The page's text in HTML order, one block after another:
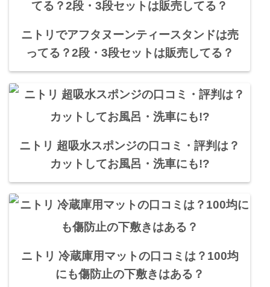
ニトリでアフタヌーンティースタンドは売
ってる？2段・3段セットは販売してる？
ニトリ 超吸水スポンジの口コミ・評判は？
カットしてお風呂・洗車にも!?
ニトリ 冷蔵庫用マットの口コミは？100均
にも傷防止の下敷きはある？